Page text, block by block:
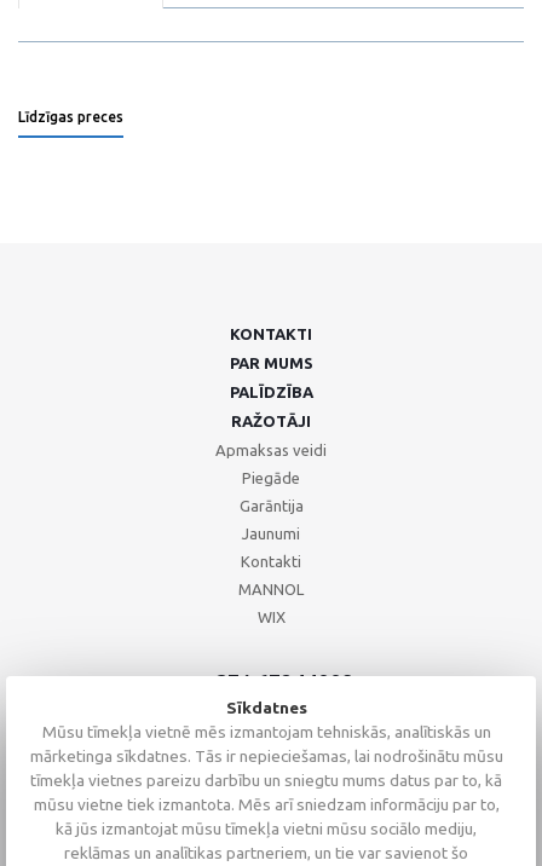
Līdzīgas preces
KONTAKTI
PAR MUMS
PALĪDZĪBA
RAŽOTĀJI
Apmaksas veidi
Piegāde
Garāntija
Jaunumi
Kontakti
MANNOL
WIX
+371 67244008
+371 67271055
+371 26002793
Sīkdatnes
Mūsu tīmekļa vietnē mēs izmantojam tehniskās, analītiskās un
mārketinga sīkdatnes. Tās ir nepieciešamas, lai nodrošinātu mūsu
tīmekļa vietnes pareizu darbību un sniegtu mums datus par to, kā
mūsu vietne tiek izmantota. Mēs arī sniedzam informāciju par to,
kā jūs izmantojat mūsu tīmekļa vietni mūsu sociālo mediju,
reklāmas un analītikas partneriem, un tie var savienot šo